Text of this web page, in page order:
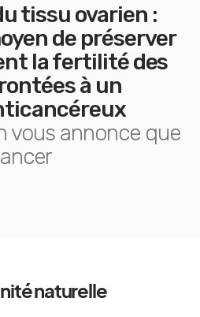
tissu ovarien :
de préserver
la fertilité des
à un
vous annonce que
naturelle